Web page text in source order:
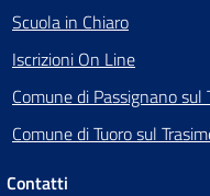
Scuola in Chiaro
Iscrizioni On Line
Comune di Passignano sul
Comune di Tuoro sul
Contatti